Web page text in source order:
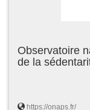
Observatoire
de la
https://onaps.fr/